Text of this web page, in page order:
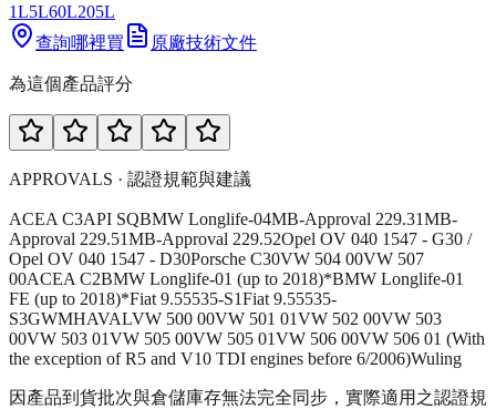
1L5L60L205L
查詢哪裡買
原廠技術文件
為這個產品評分
APPROVALS · 認證規範與建議
ACEA C3API SQBMW Longlife-04MB-Approval 229.31MB-
Approval 229.51MB-Approval 229.52Opel OV 040 1547 - G30 /
Opel OV 040 1547 - D30Porsche C30VW 504 00VW 507
00ACEA C2BMW Longlife-01 (up to 2018)*BMW Longlife-01
FE (up to 2018)*Fiat 9.55535-S1Fiat 9.55535-
S3GWMHAVALVW 500 00VW 501 01VW 502 00VW 503
00VW 503 01VW 505 00VW 505 01VW 506 00VW 506 01 (With
the exception of R5 and V10 TDI engines before 6/2006)Wuling
因產品到貨批次與倉儲庫存無法完全同步，實際適用之認證規